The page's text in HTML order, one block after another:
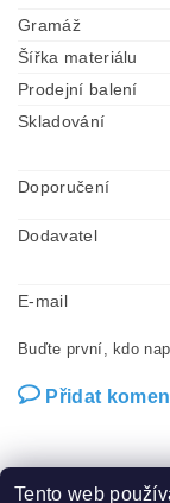
Gramáž
Šířka materiálu
Prodejní balení
Skladování
Doporučení
Dodavatel
E-mail
Buďte první, kdo
Přidat
Tento web